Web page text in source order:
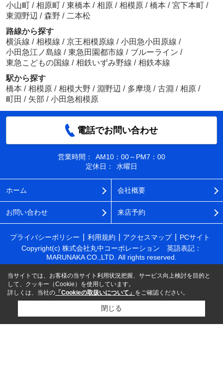
小山町 / 相原町 / 東橋本 / 相原 / 相模原 / 橋本 / 宮下本町 /
東淵野辺 / 森野 / 二本松
路線から探す
横浜線 / 相模線 / 京王相模原線 / 小田急小田原線 /
小田急江ノ島線 / 東急田園都市線 / ブルーライン /
東急こどもの国線 / 相鉄いずみ野線 / 相鉄本線
駅から探す
橋本 / 相模原 / 相模大野 / 淵野辺 / 多摩境 / 古淵 / 相原 /
町田 / 矢部 / 小田急相模原
電話でお問い合わせ
営業時間：
AM10：00～PM7：00
定休日：
水曜日
ホーム 会社概要
お問い合わせ 来店予約
プライバシーポリシー 利用規約 アクセスマップ
PCサイト
Copyright(c) 株式会社丸中コーポレーション 英語表記：
MARUNAKA CO.,LTD. All rights reserved.
当サイトでは、お客様の当サイト利用状況把握、サービス向上検討を目的と
して、クッキー（Cookie）を使用しています。
詳しくは、当社の 「Cookieの取扱いについて」 をご確認ください。
閉じる